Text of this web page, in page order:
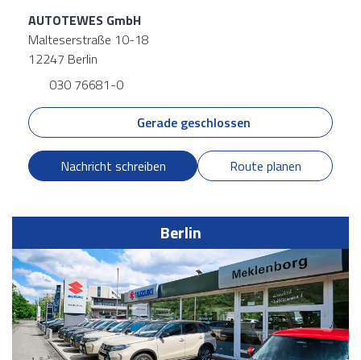
AUTOTEWES GmbH
Malteserstraße 10-18
12247 Berlin
030 76681-0
Gerade geschlossen
Nachricht schreiben Route planen
Berlin